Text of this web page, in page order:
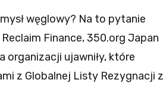
węglowy? Na to pytanie
Finance, 350.org Japan
organizacji ujawniły, które
z Globalnej Listy Rezygnacji z